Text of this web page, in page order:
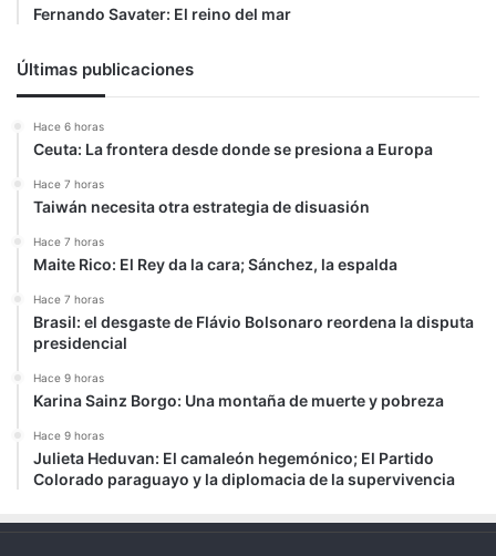
Fernando Savater: El reino del mar
Últimas publicaciones
Hace 6 horas
Ceuta: La frontera desde donde se presiona a Europa
Hace 7 horas
Taiwán necesita otra estrategia de disuasión
Hace 7 horas
Maite Rico: El Rey da la cara; Sánchez, la espalda
Hace 7 horas
Brasil: el desgaste de Flávio Bolsonaro reordena la disputa
presidencial
Hace 9 horas
Karina Sainz Borgo: Una montaña de muerte y pobreza
Hace 9 horas
Julieta Heduvan: El camaleón hegemónico; El Partido
Colorado paraguayo y la diplomacia de la supervivencia